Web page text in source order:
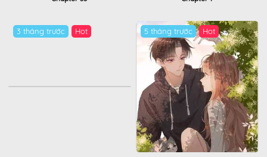
3 tháng trước Hot 5 tháng trước Hot